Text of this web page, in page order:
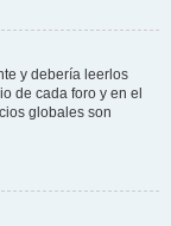
y debería leerlos
de cada foro y en el
globales son